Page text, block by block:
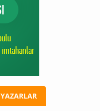
YAZARLAR